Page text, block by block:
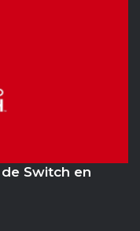
Switch en